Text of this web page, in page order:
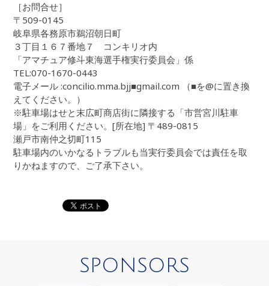
［お問合せ］
〒509-0145
岐阜県各務原市鵜沼朝日町
３丁目１６７番地７ コンキリオ内
「アマチュア修斗東海選手権実行委員会」係
TEL:070-1670-0443
電子メール :concilio.mma.bjj■gmail.com （■を@に置き換
えてください。）
※駐車場はせと末広町商店街に隣接する「市営宮川駐車
場」をご利用ください。[所在地] 〒489-0815
瀬戸市南仲之切町115
駐車場内のいかなるトラブルも当実行委員会では責任を取
りかねますので、ご了承下さい。
SPONSORS